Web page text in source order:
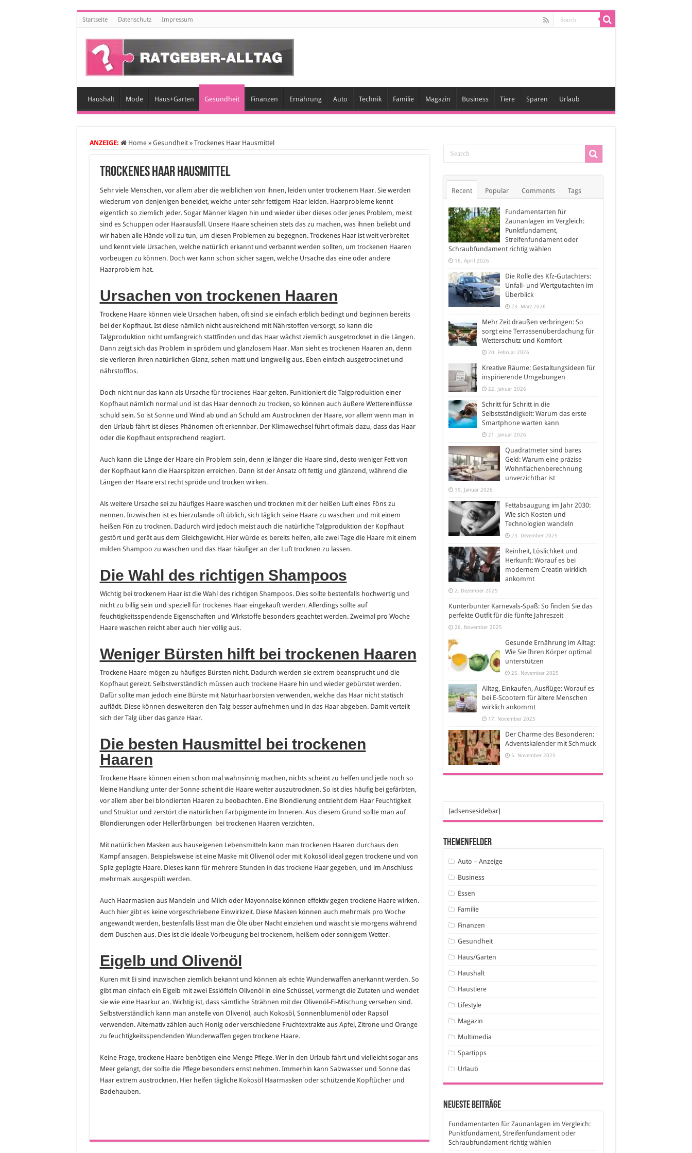
Startseite Datenschutz Impressum
Haushalt Mode Haus+Garten Gesundheit Finanzen Ernährung Auto Technik Familie Magazin Business Tiere Sparen Urlaub
ANZEIGE: Home » Gesundheit » Trockenes Haar Hausmittel
Trockenes Haar Hausmittel
Sehr viele Menschen, vor allem aber die weiblichen von ihnen, leiden unter trockenem Haar. Sie werden
wiederum von denjenigen beneidet, welche unter sehr fettigem Haar leiden. Haarprobleme kennt
eigentlich so ziemlich jeder. Sogar Männer klagen hin und wieder über dieses oder jenes Problem, meist
sind es Schuppen oder Haarausfall. Unsere Haare scheinen stets das zu machen, was ihnen beliebt und
wir haben alle Hände voll zu tun, um diesen Problemen zu begegnen. Trockenes Haar ist weit verbreitet
und kennt viele Ursachen, welche natürlich erkannt und verbannt werden sollten, um trockenen Haaren
vorbeugen zu können. Doch wer kann schon sicher sagen, welche Ursache das eine oder andere
Haarproblem hat.
Ursachen von trockenen Haaren
Trockene Haare können viele Ursachen haben, oft sind sie einfach erblich bedingt und beginnen bereits
bei der Kopfhaut. Ist diese nämlich nicht ausreichend mit Nährstoffen versorgt, so kann die
Talgproduktion nicht umfangreich stattfinden und das Haar wächst ziemlich ausgetrocknet in die Längen.
Dann zeigt sich das Problem in sprödem und glanzlosem Haar. Man sieht es trockenen Haaren an, denn
sie verlieren ihren natürlichen Glanz, sehen matt und langweilig aus. Eben einfach ausgetrocknet und
nährstofflos.
Doch nicht nur das kann als Ursache für trockenes Haar gelten. Funktioniert die Talgproduktion einer
Kopfhaut nämlich normal und ist das Haar dennoch zu trocken, so können auch äußere Wettereinflüsse
schuld sein. So ist Sonne und Wind ab und an Schuld am Austrocknen der Haare, vor allem wenn man in
den Urlaub fährt ist dieses Phänomen oft erkennbar. Der Klimawechsel führt oftmals dazu, dass das Haar
oder die Kopfhaut entsprechend reagiert.
Auch kann die Länge der Haare ein Problem sein, denn je länger die Haare sind, desto weniger Fett von
der Kopfhaut kann die Haarspitzen erreichen. Dann ist der Ansatz oft fettig und glänzend, während die
Längen der Haare erst recht spröde und trocken wirken.
Als weitere Ursache sei zu häufiges Haare waschen und trocknen mit der heißen Luft eines Föns zu
nennen. Inzwischen ist es hierzulande oft üblich, sich täglich seine Haare zu waschen und mit einem
heißen Fön zu trocknen. Dadurch wird jedoch meist auch die natürliche Talgproduktion der Kopfhaut
gestört und gerät aus dem Gleichgewicht. Hier würde es bereits helfen, alle zwei Tage die Haare mit einem
milden Shampoo zu waschen und das Haar häufiger an der Luft trocknen zu lassen.
Die Wahl des richtigen Shampoos
Wichtig bei trockenem Haar ist die Wahl des richtigen Shampoos. Dies sollte bestenfalls hochwertig und
nicht zu billig sein und speziell für trockenes Haar eingekauft werden. Allerdings sollte auf
feuchtigkeitsspendende Eigenschaften und Wirkstoffe besonders geachtet werden. Zweimal pro Woche
Haare waschen reicht aber auch hier völlig aus.
Weniger Bürsten hilft bei trockenen Haaren
Trockene Haare mögen zu häufiges Bürsten nicht. Dadurch werden sie extrem beansprucht und die
Kopfhaut gereizt. Selbstverständlich müssen auch trockene Haare hin und wieder gebürstet werden.
Dafür sollte man jedoch eine Bürste mit Naturhaarborsten verwenden, welche das Haar nicht statisch
auflädt. Diese können desweiteren den Talg besser aufnehmen und in das Haar abgeben. Damit verteilt
sich der Talg über das ganze Haar.
Die besten Hausmittel bei trockenen
Haaren
Trockene Haare können einen schon mal wahnsinnig machen, nichts scheint zu helfen und jede noch so
kleine Handlung unter der Sonne scheint die Haare weiter auszutrocknen. So ist dies häufig bei gefärbten,
vor allem aber bei blondierten Haaren zu beobachten. Eine Blondierung entzieht dem Haar Feuchtigkeit
und Struktur und zerstört die natürlichen Farbpigmente im Inneren. Aus diesem Grund sollte man auf
Blondierungen oder Hellerfärbungen bei trockenen Haaren verzichten.
Mit natürlichen Masken aus hauseigenen Lebensmitteln kann man trockenen Haaren durchaus den
Kampf ansagen. Beispielsweise ist eine Maske mit Olivenöl oder mit Kokosöl ideal gegen trockene und von
Spliz geplagte Haare. Dieses kann für mehrere Stunden in das trockene Haar gegeben, und im Anschluss
mehrmals ausgespült werden.
Auch Haarmasken aus Mandeln und Milch oder Mayonnaise können effektiv gegen trockene Haare wirken.
Auch hier gibt es keine vorgeschriebene Einwirkzeit. Diese Masken können auch mehrmals pro Woche
angewandt werden, bestenfalls lässt man die Öle über Nacht einziehen und wäscht sie morgens während
dem Duschen aus. Dies ist die ideale Vorbeugung bei trockenem, heißem oder sonnigem Wetter.
Eigelb und Olivenöl
Kuren mit Ei sind inzwischen ziemlich bekannt und können als echte Wunderwaffen anerkannt werden. So
gibt man einfach ein Eigelb mit zwei Esslöffeln Olivenöl in eine Schüssel, vermengt die Zutaten und wendet
sie wie eine Haarkur an. Wichtig ist, dass sämtliche Strähnen mit der Olivenöl-Ei-Mischung versehen sind.
Selbstverständlich kann man anstelle von Olivenöl, auch Kokosöl, Sonnenblumenöl oder Rapsöl
verwenden. Alternativ zählen auch Honig oder verschiedene Fruchtextrakte aus Apfel, Zitrone und Orange
zu feuchtigkeitsspendenden Wunderwaffen gegen trockene Haare.
Keine Frage, trockene Haare benötigen eine Menge Pflege. Wer in den Urlaub fährt und vielleicht sogar ans
Meer gelangt, der sollte die Pflege besonders ernst nehmen. Immerhin kann Salzwasser und Sonne das
Haar extrem austrocknen. Hier helfen tägliche Kokosöl Haarmasken oder schützende Kopftücher und
Badehauben.
Recent Popular Comments Tags
Fundamentarten für
Zaunanlagen im Vergleich:
Punktfundament,
Streifenfundament oder
Schraubfundament richtig wählen
16. April 2026
Die Rolle des Kfz-Gutachters:
Unfall- und Wertgutachten im
Überblick
23. März 2026
Mehr Zeit draußen verbringen: So
sorgt eine Terrassenüberdachung für
Wetterschutz und Komfort
20. Februar 2026
Kreative Räume: Gestaltungsideen für
inspirierende Umgebungen
22. Januar 2026
Schritt für Schritt in die
Selbstständigkeit: Warum das erste
Smartphone warten kann
21. Januar 2026
Quadratmeter sind bares
Geld: Warum eine präzise
Wohnflächenberechnung
unverzichtbar ist
19. Januar 2026
Fettabsaugung im Jahr 2030:
Wie sich Kosten und
Technologien wandeln
23. Dezember 2025
Reinheit, Löslichkeit und
Herkunft: Worauf es bei
modernem Creatin wirklich
ankommt
2. Dezember 2025
Kunterbunter Karnevals-Spaß: So finden Sie das
perfekte Outfit für die fünfte Jahreszeit
26. November 2025
Gesunde Ernährung im Alltag:
Wie Sie Ihren Körper optimal
unterstützen
25. November 2025
Alltag, Einkaufen, Ausflüge: Worauf es
bei E-Scootern für ältere Menschen
wirklich ankommt
17. November 2025
Der Charme des Besonderen:
Adventskalender mit Schmuck
5. November 2025
[adsensesidebar]
Themenfelder
Auto – Anzeige
Business
Essen
Familie
Finanzen
Gesundheit
Haus/Garten
Haushalt
Haustiere
Lifestyle
Magazin
Multimedia
Spartipps
Urlaub
Neueste Beiträge
Fundamentarten für Zaunanlagen im Vergleich:
Punktfundament, Streifenfundament oder
Schraubfundament richtig wählen